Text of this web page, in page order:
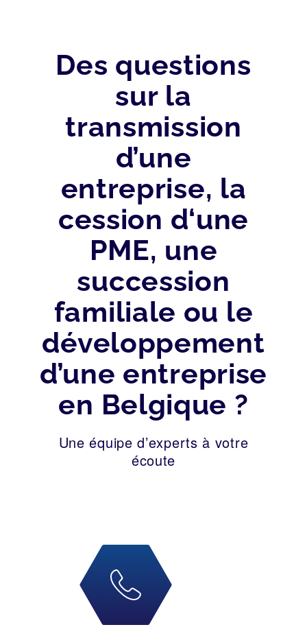
Des questions
sur la
transmission
d’une
entreprise, la
cession d‘une
PME, une
succession
familiale ou le
développement
d’une entreprise
en Belgique ?
Une équipe d’experts à votre
écoute